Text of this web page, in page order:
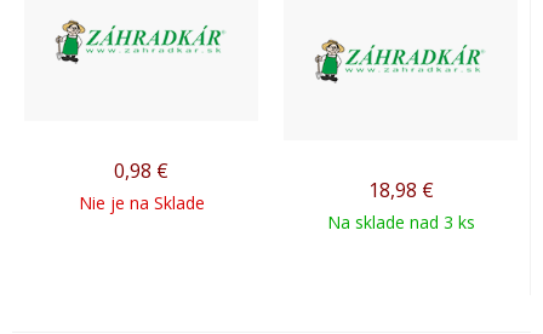
0,98 €
Nie je na Sklade 18,98 €
Na sklade nad 3 ks